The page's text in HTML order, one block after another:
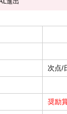
次点/
奨励